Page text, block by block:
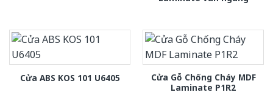
Cửa ABS KOS 101 U6405
Cửa Gỗ Chống Cháy MDF
Laminate P1R2